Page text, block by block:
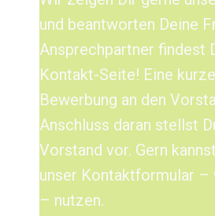
und beantworten Deine
Ansprechpartner findest
Kontakt-Seite! Eine
Bewerbung an den
Anschluss daran stellst
Vorstand vor. Gern
unser Kontaktformular –
– nutzen.